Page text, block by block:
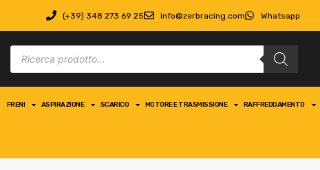
(+39) 348 273 69 25 info@zerbracing.com Whatsapp
FRENI ASPIRAZIONE SCARICO MOTORE E TRASMISSIONE RAFFREDDAMENTO